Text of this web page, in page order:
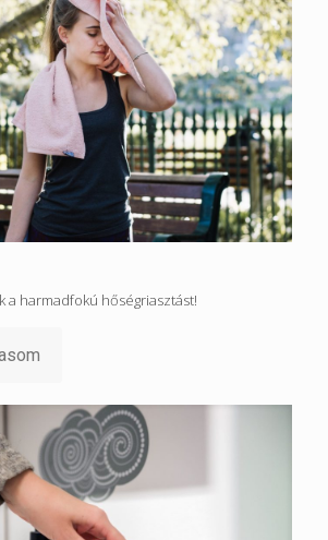
a harmadfokú hőségriasztást!